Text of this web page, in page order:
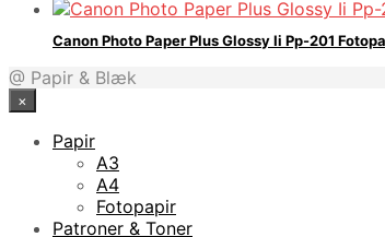
Canon Photo Paper Plus Glossy Ii Pp-201
@ Papir & Blæk
×
Papir
A3
A4
Fotopapir
Patroner & Toner